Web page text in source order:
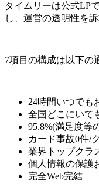
タイムリーは公式LP
し、運営の透明性を
7項目の構成は以下の
24時間いつでも
全国どこにいて
95.8%(満足度等
カード事故0件/
業界トップクラ
個人情報の保護
完全Web完結